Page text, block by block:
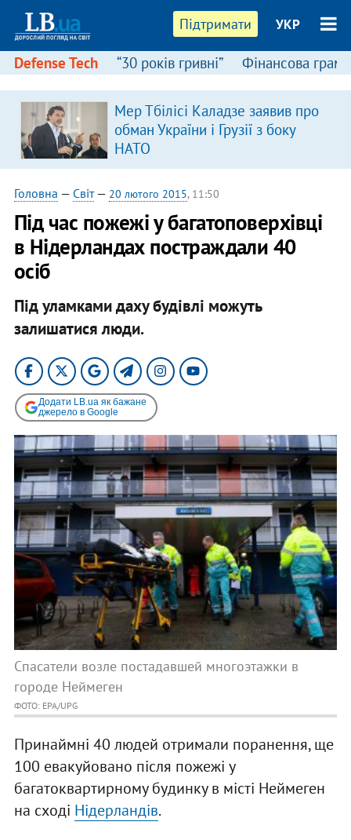
Підтримати УКР
Defense Tech “30 років гривні” Фінансова
Мер Тбілісі Каладзе заявив про
обман України і Грузії з боку
НАТО
Головна — Світ— 20 лютого 2015, 11:50
Під час пожежі у багатоповерхівці
в Нідерландах постраждали 40
осіб
Під уламками даху будівлі можуть
залишатися люди.
Додати LB.ua як бажане
джерело в Google
Спасатели возле постадавшей многоэтажки в
городе Неймеген
ФОТО: EPA/UPG
Принаймні 40 людей отримали поранення, ще
100 евакуйовано після пожежі у
багатоквартирному будинку в місті Неймеген
на сході Нідерландів.